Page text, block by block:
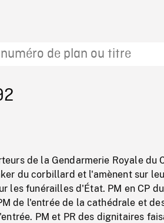
de la Gendarmerie Royale du
du corbillard et l'amènent sur
les funérailles d'État. PM en CP
de l'entrée de la cathédrale et
PM et PR des dignitaires